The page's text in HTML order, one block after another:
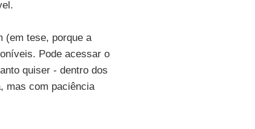
(em tese, porque a
Pode acessar o
quiser - dentro dos
mas com paciência